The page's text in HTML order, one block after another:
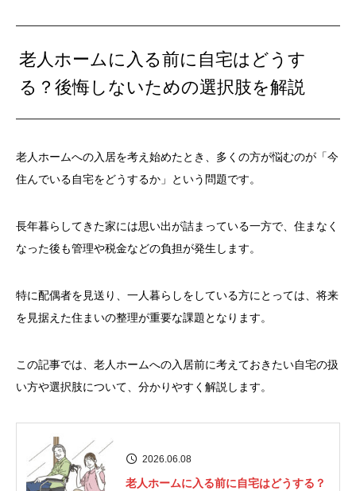
老人ホームに入る前に自宅はどうす
る？後悔しないための選択肢を解説
老人ホームへの入居を考え始めたとき、多くの方が悩むのが「今
住んでいる自宅をどうするか」という問題です。
長年暮らしてきた家には思い出が詰まっている一方で、住まなく
なった後も管理や税金などの負担が発生します。
特に配偶者を見送り、一人暮らしをしている方にとっては、将来
を見据えた住まいの整理が重要な課題となります。
この記事では、老人ホームへの入居前に考えておきたい自宅の扱
い方や選択肢について、分かりやすく解説します。
2026.06.08
老人ホームに入る前に自宅はどうする？